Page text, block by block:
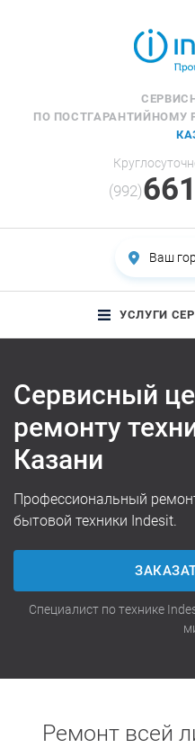
ПО ПОСТГАРАНТИЙНОМУ
(992)
Ваш
УСЛУГИ
Сервисный
ремонту
Казани
Профессиональный
бытовой техники Indesit.
Специалист по технике
Ремонт всей